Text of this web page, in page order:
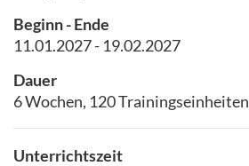
Beginn - Ende
11.01.2027 - 19.02.2027
Dauer
6 Wochen, 120 Trainingseinheiten
Unterrichtszeit